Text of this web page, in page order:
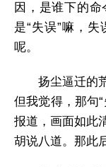
因，是谁下的命
是“失误”嘛，
呢。
扬尘逼迁的
但我觉得，那句
报道，画面如此
胡说八道。那此